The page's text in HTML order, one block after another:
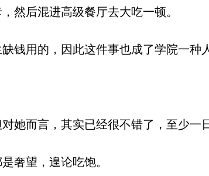
然后混进高级餐厅去大吃一顿。
钱用的，因此这件事也成了学院一种
她而言，其实已经很不错了，至少一
奢望，遑论吃饱。